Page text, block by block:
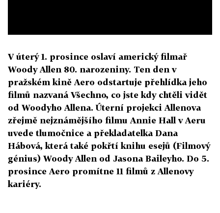
V úterý 1. prosince oslaví americký filmař
Woody Allen 80. narozeniny. Ten den v
pražském kině Aero odstartuje přehlídka jeho
filmů nazvaná Všechno, co jste kdy chtěli vidět
od Woodyho Allena. Úterní projekci Allenova
zřejmě nejznámějšího filmu Annie Hall v Aeru
uvede tlumočnice a překladatelka Dana
Hábová, která také pokřtí knihu esejů (Filmový
génius) Woody Allen od Jasona Baileyho. Do 5.
prosince Aero promítne 11 filmů z Allenovy
kariéry.